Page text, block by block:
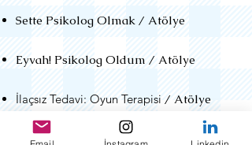
Sette Psikolog Olmak / Atölye
Eyvah! Psikolog Oldum / Atölye
İlaçsız Tedavi: Oyun Terapisi / Atölye
Pedagojik İçerik Danışmanlığı